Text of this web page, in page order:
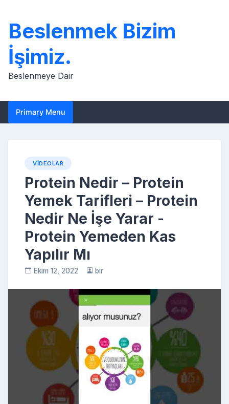
content
Beslenmek Bizim
İşimiz.
Beslenmeye Dair
Primary Menu
VIDEOLAR
Protein Nedir – Protein
Yemek Tarifleri – Protein
Nedir Ne İşe Yarar -
Protein Yemeden Kas
Yapılır Mı
Ekim 12, 2022 bir